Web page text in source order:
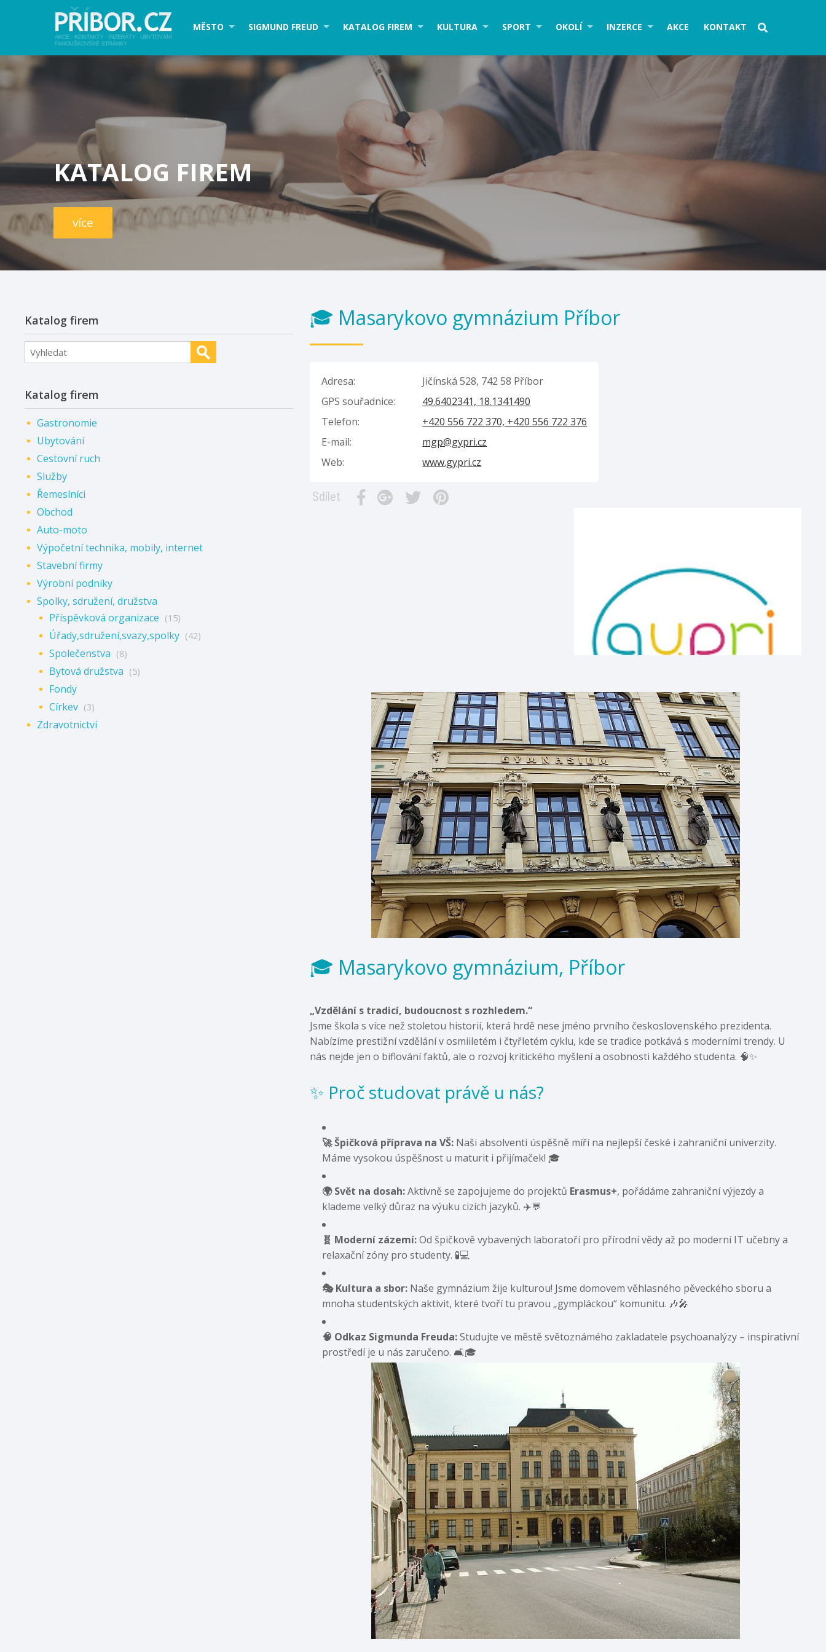
MĚSTO SIGMUND FREUD KATALOG FIREM KULTURA SPORT OKOLÍ INZERCE AKCE KONTAKT
KATALOG FIREM
více
🎓 Masarykovo gymnázium Příbor
Adresa:
Jičínská 528, 742 58 Příbor
GPS souřadnice:
49.6402341, 18.1341490
Telefon:
+420 556 722 370, +420 556 722 376
E-mail:
mgp@gypri.cz
Web:
www.gypri.cz
Sdílet
🎓 Masarykovo gymnázium, Příbor
„Vzdělání s tradicí, budoucnost s rozhledem.“
Jsme škola s více než stoletou historií, která hrdě nese jméno prvního československého prezidenta.
Nabízíme prestižní vzdělání v osmiiletém i čtyřletém cyklu, kde se tradice potkává s moderními trendy. U
nás nejde jen o biflování faktů, ale o rozvoj kritického myšlení a osobnosti každého studenta. 🧠✨
✨ Proč studovat právě u nás?
🚀 Špičková příprava na VŠ: Naši absolventi úspěšně míří na nejlepší české i zahraniční univerzity.
Máme vysokou úspěšnost u maturit i přijímaček! 🎓
🌍 Svět na dosah:Aktivně se zapojujeme do projektů Erasmus+, pořádáme zahraniční výjezdy a
klademe velký důraz na výuku cizích jazyků. ✈️💬
🧬 Moderní zázemí:Od špičkově vybavených laboratoří pro přírodní vědy až po moderní IT učebny a
relaxační zóny pro studenty. 🧪💻
🎭 Kultura a sbor: Naše gymnázium žije kulturou! Jsme domovem věhlasného pěveckého sboru a
mnoha studentských aktivit, které tvoří tu pravou „gympláckou“ komunitu. 🎶🎤
🧠 Odkaz Sigmunda Freuda:Studujte ve městě světoznámého zakladatele psychoanalýzy – inspirativní
prostředí je u nás zaručeno. 🛋️🎓
Katalog firem
Katalog firem
Gastronomie
Ubytování
Cestovní ruch
Služby
Řemeslníci
Obchod
Auto-moto
Výpočetní technika, mobily, internet
Stavební firmy
Výrobní podniky
Spolky, sdružení, družstva
Příspěvková organizace (15)
Úřady,sdružení,svazy,spolky (42)
Společenstva (8)
Bytová družstva (5)
Fondy
Církev (3)
Zdravotnictví